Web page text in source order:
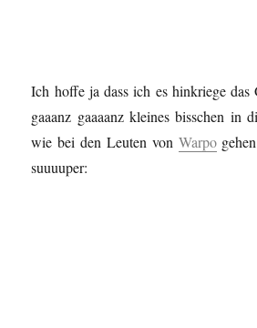
Ich hoffe ja dass ich es hinkriege das
gaaanz gaaaanz kleines bisschen in
wie bei den Leuten von Warpo
suuuuper: